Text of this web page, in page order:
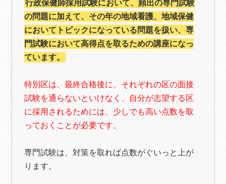
行政保健師採用試験において、頻出の専門試験
の問題に加えて、その年の地域看護、地域保健
においてトピックになっている問題を扱い、専
門試験において高得点を取るための講座になっ
ています。
特別区は、最終合格後に、それぞれの区の面接
試験を通らないといけなく、自分が志望する区
に採用されるためには、少しでも高い点数を取
っておくことが必要です。
専門試験は、対策を取れば点数がぐいっと上が
ります。